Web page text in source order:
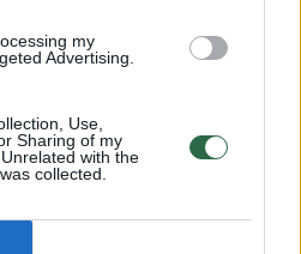
my
Advertising.
Use,
Sharing of my
with the
collected.
pasitiki ir nepasitiki
R.Šimašius nusmukdė